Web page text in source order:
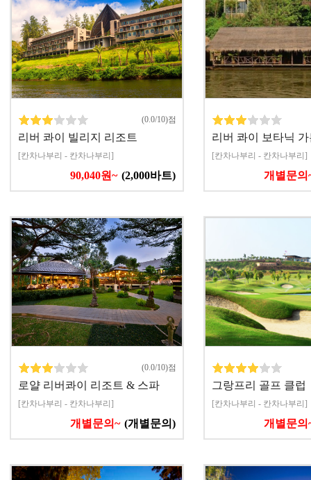
(0.0/10)점
리버 콰이 빌리지 리조트
[칸차나부리 - 칸차나부리]
90,040원~ (2,000바트)
리버 콰이 보타닉
[칸차나부리 - 칸차나부리]
개별문의
(0.0/10)점
로얄 리버콰이 리조트 & 스파
[칸차나부리 - 칸차나부리]
개별문의~ (개별문의)
그랑프리 골프 클럽
[칸차나부리 - 칸차나부리]
개별문의